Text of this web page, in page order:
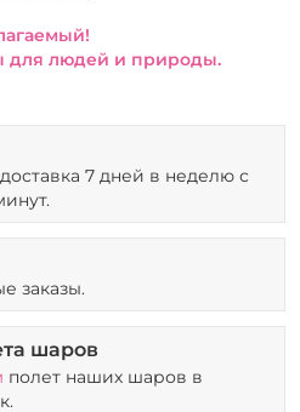
для людей и природы.
7 дней в неделю с
заказы.
шаров
полет наших шаров в